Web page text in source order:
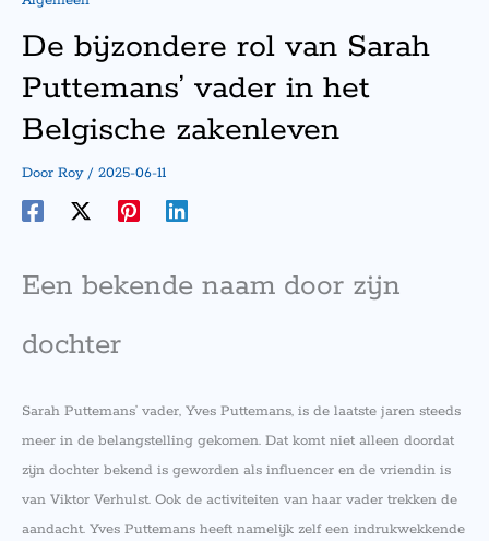
De bijzondere rol van Sarah
Puttemans’ vader in het
Belgische zakenleven
Door Roy/ 2025-06-11
Een bekende naam door zijn
dochter
Sarah Puttemans’ vader, Yves Puttemans, is de laatste jaren steeds
meer in de belangstelling gekomen. Dat komt niet alleen doordat
zijn dochter bekend is geworden als influencer en de vriendin is
van Viktor Verhulst. Ook de activiteiten van haar vader trekken de
aandacht. Yves Puttemans heeft namelijk zelf een indrukwekkende